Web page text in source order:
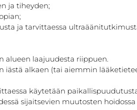
ja tiheyden;
ja tarvittaessa
alueen laajuudesta riippuen.
iästä alkaen (tai aiemmin
käytetään
sijaitsevien muutosten